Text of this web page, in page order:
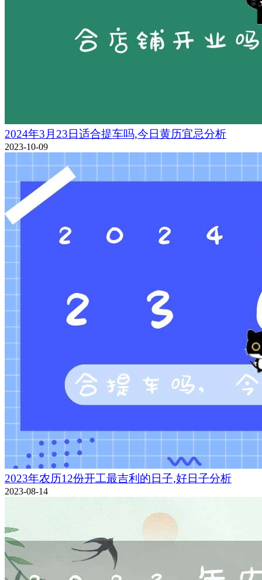
2024年3月23日适合提车吗,今日黄历宜忌分析
2023-10-09
2023年农历12份开工最吉利的日子,好日子分析
2023-08-14